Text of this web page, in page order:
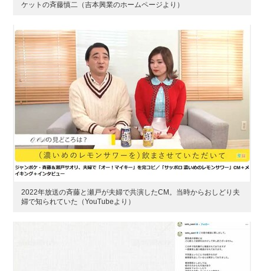
ケットの斉藤慎二（吉本興業のホームページより）
2022年放送の斉藤と瀬戸が夫婦で共演したCM。当時からおしどり夫
婦で知られていた（YouTubeより）